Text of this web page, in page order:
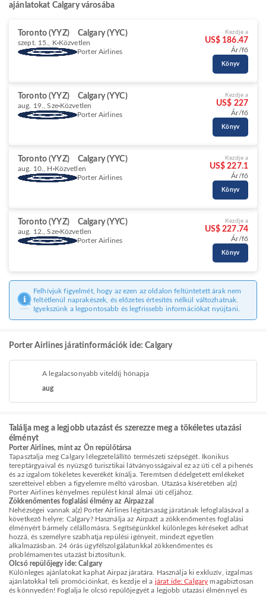
ajánlatokat Calgary városába
Toronto (YYZ) Calgary (YYC)
szept. 15., K Közvetlen
Porter Airlines
Kezdje a
US$ 186.47
Ár/fő
Könyv
Toronto (YYZ) Calgary (YYC)
aug. 19., Sze Közvetlen
Porter Airlines
Kezdje a
US$ 227
Ár/fő
Könyv
Toronto (YYZ) Calgary (YYC)
aug. 10., H Közvetlen
Porter Airlines
Kezdje a
US$ 227.1
Ár/fő
Könyv
Toronto (YYZ) Calgary (YYC)
aug. 12., Sze Közvetlen
Porter Airlines
Kezdje a
US$ 227.74
Ár/fő
Könyv
Felhívjuk figyelmét, hogy az ezen az oldalon feltüntetett árak nem
feltétlenül naprakészek, és előzetes értesítés nélkül változhatnak.
Igyekszünk a legpontosabb és legfrissebb információkat nyújtani.
Porter Airlines járatinformációk ide: Calgary
A legalacsonyabb viteldíj hónapja
aug
Találja meg a legjobb utazást és szerezze meg a tökéletes utazási
élményt
Porter Airlines, mint az Ön repülőtársa
Tapasztalja meg Calgary lélegzetelállító természeti szépségét. Ikonikus
tereptárgyaival és nyüzsgő turisztikai látványosságaival ez az úti cél a pihenés
és az izgalom tökéletes keverékét kínálja. Teremtsen dédelgetett emlékeket
szeretteivel ebben a figyelemre méltó városban. Utazása kíséretében a(z)
Porter Airlines kényelmes repülést kínál álmai úti céljához.
Zökkenőmentes foglalási élmény az Airpazzal
Nehézségei vannak a(z) Porter Airlines légitársaság járatának lefoglalásával a
következő helyre: Calgary? Használja az Airpazt a zökkenőmentes foglalási
élményért bármely célállomásra. Segítségünkkel különleges kéréseket adhat
hozzá, és személyre szabhatja repülési igényeit, mindezt egyetlen
alkalmazásban. 24 órás ügyfélszolgálatunkkal zökkenőmentes és
problémamentes utazást biztosítunk.
Olcsó repülőjegy ide: Calgary
Különleges ajánlatokat kaphat Airpaz járatára. Használja ki exkluzív, izgalmas
ajánlatokkal teli promócióinkat, és kezdje el a járat ide: Calgary magabiztosan
és könnyedén! Foglalja le olcsó repülőjegyét a legjobb utazási élménnyel és